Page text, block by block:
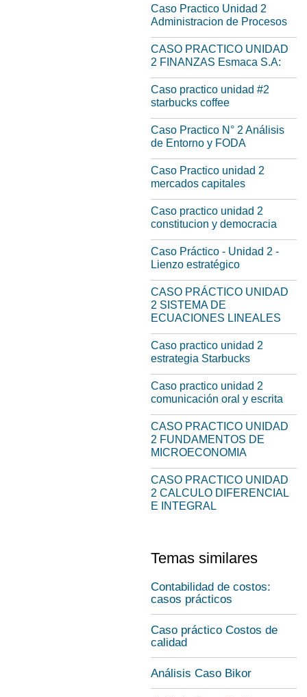
Caso Practico Unidad 2
Administracion de Procesos
CASO PRACTICO UNIDAD
2 FINANZAS Esmaca S.A:
Caso practico unidad #2
starbucks coffee
Caso Practico N° 2 Análisis
de Entorno y FODA
Caso Practico unidad 2
mercados capitales
Caso practico unidad 2
constitucion y democracia
Caso Práctico - Unidad 2 -
Lienzo estratégico
CASO PRÁCTICO UNIDAD
2 SISTEMA DE
ECUACIONES LINEALES
Caso practico unidad 2
estrategia Starbucks
Caso practico unidad 2
comunicación oral y escrita
CASO PRACTICO UNIDAD
2 FUNDAMENTOS DE
MICROECONOMIA
CASO PRACTICO UNIDAD
2 CALCULO DIFERENCIAL
E INTEGRAL
Temas similares
Contabilidad de costos:
casos prácticos
Caso práctico Costos de
calidad
Análisis Caso Bikor